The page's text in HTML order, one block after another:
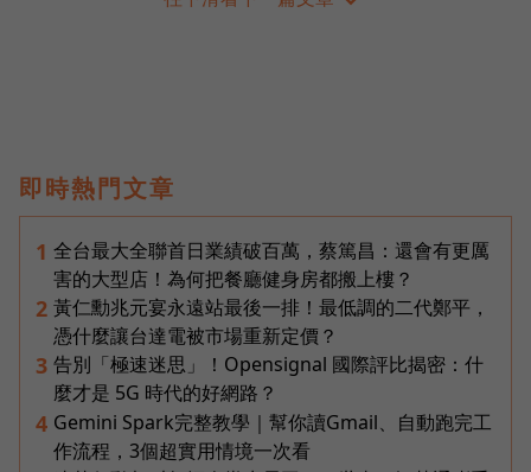
即時熱門文章
1 全台最大全聯首日業績破百萬，蔡篤昌：還會有更厲
害的大型店！為何把餐廳健身房都搬上樓？
2 黃仁勳兆元宴永遠站最後一排！最低調的二代鄭平，
憑什麼讓台達電被市場重新定價？
3 告別「極速迷思」！Opensignal 國際評比揭密：什
麼才是 5G 時代的好網路？
4 Gemini Spark完整教學｜幫你讀Gmail、自動跑完工
作流程，3個超實用情境一次看